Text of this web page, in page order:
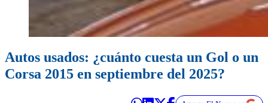
Autos usados: ¿cuánto cuesta un Gol o un
Corsa 2015 en septiembre del 2025?